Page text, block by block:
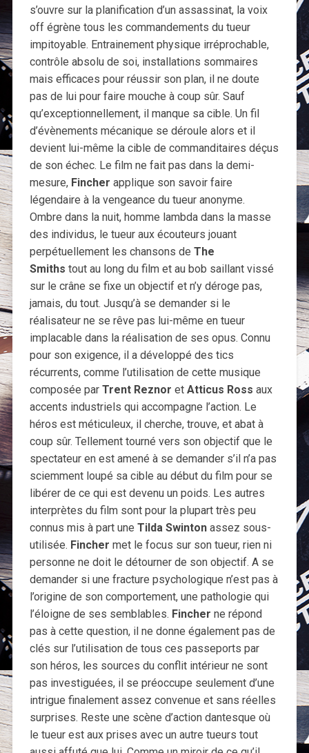
s’ouvre sur la planification d’un assassinat, la voix
off égrène tous les commandements du tueur
impitoyable. Entrainement physique irréprochable,
contrôle absolu de soi, installations sommaires
mais efficaces pour réussir son plan, il ne doute
pas de lui pour faire mouche à coup sûr. Sauf
qu’exceptionnellement, il manque sa cible. Un fil
d’évènements mécanique se déroule alors et il
devient lui-même la cible de commanditaires déçus
de son échec. Le film ne fait pas dans la demi-
mesure, Fincher applique son savoir faire
légendaire à la vengeance du tueur anonyme.
Ombre dans la nuit, homme lambda dans la masse
des individus, le tueur aux écouteurs jouant
perpétuellement les chansons de The
Smiths tout au long du film et au bob saillant vissé
sur le crâne se fixe un objectif et n’y déroge pas,
jamais, du tout. Jusqu’à se demander si le
réalisateur ne se rêve pas lui-même en tueur
implacable dans la réalisation de ses opus. Connu
pour son exigence, il a développé des tics
récurrents, comme l’utilisation de cette musique
composée par Trent Reznor et Atticus Ross aux
accents industriels qui accompagne l’action. Le
héros est méticuleux, il cherche, trouve, et abat à
coup sûr. Tellement tourné vers son objectif que le
spectateur en est amené à se demander s’il n’a pas
sciemment loupé sa cible au début du film pour se
libérer de ce qui est devenu un poids. Les autres
interprètes du film sont pour la plupart très peu
connus mis à part une Tilda Swinton assez sous-
utilisée. Fincher met le focus sur son tueur, rien ni
personne ne doit le détourner de son objectif. A se
demander si une fracture psychologique n’est pas à
l’origine de son comportement, une pathologie qui
l’éloigne de ses semblables. Fincher ne répond
pas à cette question, il ne donne également pas de
clés sur l’utilisation de tous ces passeports par
son héros, les sources du conflit intérieur ne sont
pas investiguées, il se préoccupe seulement d’une
intrigue finalement assez convenue et sans réelles
surprises. Reste une scène d’action dantesque où
le tueur est aux prises avec un autre tueurs tout